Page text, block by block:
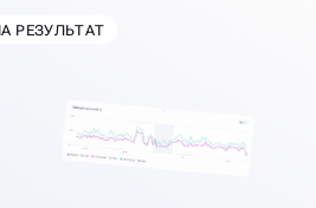
РЕЗУЛЬТАТ